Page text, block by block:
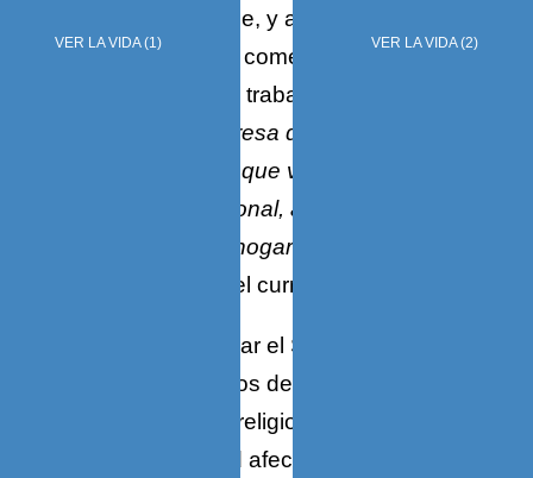
se le hizo imposible, y además a abrirse
paso en el mundo comercial en el cual
desarrolló su vida, trabajando a partir de
en una empresa de Caracas, El
Bazar Americano, que vendía máquinas
registradoras National, artefactos
eléctricos para el hogar y muebles de
, así lo dice el curriculum.
La decisión de dejar el Seminario, difícil
sin duda en tiempos de tantos prejuicios
formales de corte religioso, asociada a la
indudable soledad afectiva que afecta a
VER LA VIDA (1) VER LA VIDA (2)